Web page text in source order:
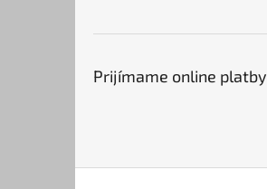
Prijímame online platby